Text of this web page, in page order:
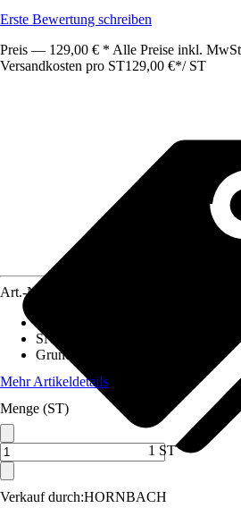
Erste Bewertung schreiben
Preis — 129,00 € * Alle Preise inkl.
Versandkosten pro ST129,00 €*/ ST
Verkauf durch:HORNBACH
Art.-Nr.
SNR-Wert
Grundfarbe
Mehr Artikeldetails
Menge (ST)
1 ST